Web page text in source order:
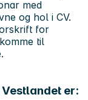
med
og hol i CV.
for
til
er: